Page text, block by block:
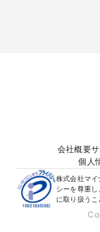
会社概要
個人
株式会社マイ
シーを尊重
に取り扱うこ